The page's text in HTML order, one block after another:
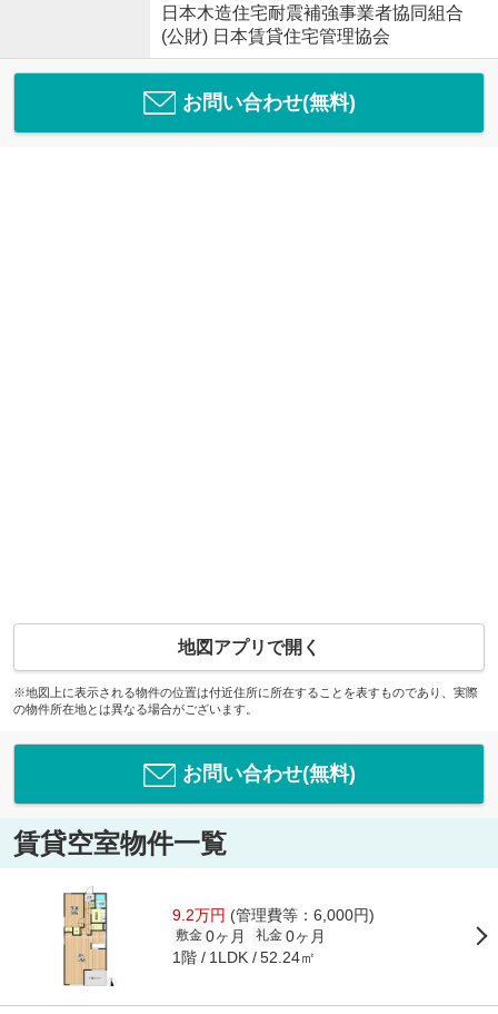
日本木造住宅耐震補強事業者協同組合
(公財) 日本賃貸住宅管理協会
お問い合わせ(無料)
地図アプリで開く
※地図上に表示される物件の位置は付近住所に所在することを表すものであり、実際
の物件所在地とは異なる場合がございます。
お問い合わせ(無料)
賃貸空室物件一覧
9.2万円 (管理費等：6,000円)
敷金 0ヶ月 礼金 0ヶ月
1階 1LDK 52.24㎡